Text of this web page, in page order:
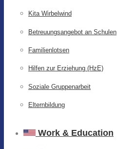
Kita Wirbelwind
Betreuungsangebot an Schulen
Familienlotsen
Hilfen zur Erziehung (HzE)
Soziale Gruppenarbeit
Elternbildung
Work & Education